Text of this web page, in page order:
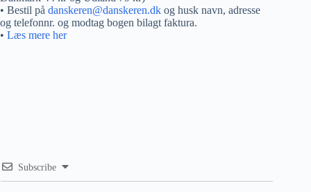
• Bestil på danskeren@danskeren.dk og husk navn, adresse
og telefonnr. og modtag bogen bilagt faktura.
• Læs mere her
Subscribe